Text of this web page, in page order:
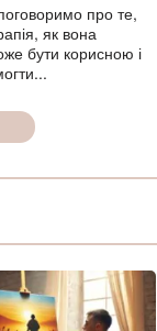
про те,
як вона
бути корисною і